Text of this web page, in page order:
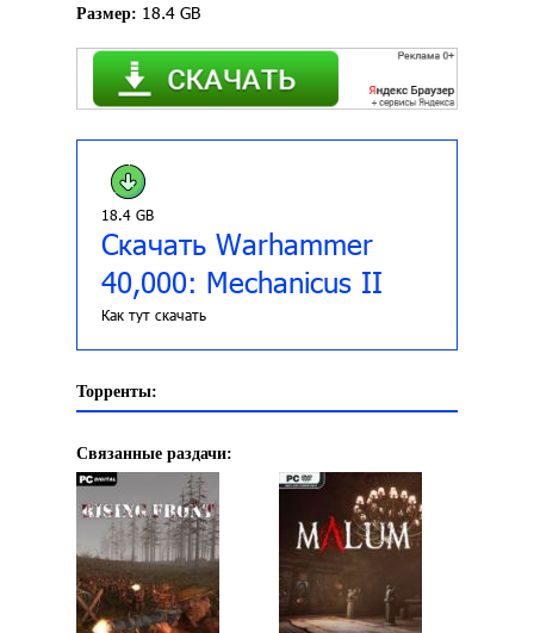
Размер: 18.4 GB
18.4 GB
Скачать Warhammer
40,000: Mechanicus II
Как тут скачать
Торренты:
Связанные раздачи: